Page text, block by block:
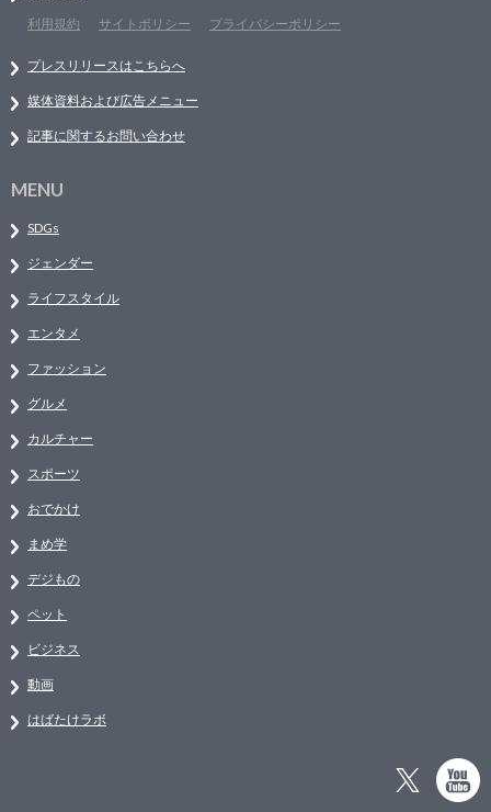
利用規約
サイトポリシー プライバシーポリシー
プレスリリースはこちらへ
媒体資料および広告メニュー
記事に関するお問い合わせ
MENU
SDGs
ジェンダー
ライフスタイル
エンタメ
ファッション
グルメ
カルチャー
スポーツ
おでかけ
まめ学
デジもの
ペット
ビジネス
動画
はばたけラボ